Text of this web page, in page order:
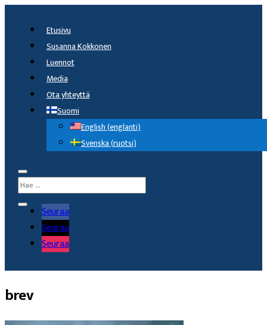
Etusivu
Susanna Kokkonen
Luennot
Media
Ota yhteyttä
Suomi
English(englanti)
Svenska(ruotsi)
Seuraa
Seuraa
Seuraa
brev